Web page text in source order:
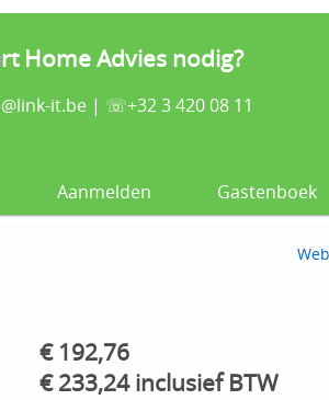
Home Advies nodig?
it.be | ☏+32 3 420 08 11
Aanmelden Gastenboek
€ 192,76
€ 233,24 inclusief BTW